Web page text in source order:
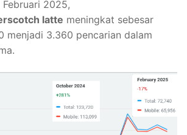
2025,
latte meningkat sebesar
menjadi 3.360 pencarian dalam